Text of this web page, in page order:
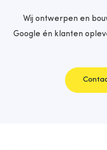
Wij ontwerpen en
Google én klanten